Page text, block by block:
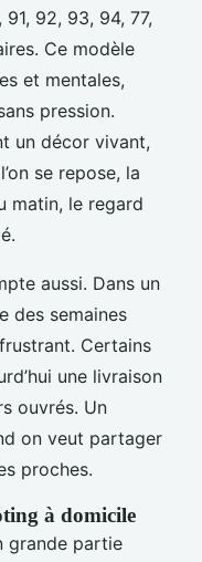
92, 93, 94, 77,
Ce modèle
et mentales,
pression.
un décor vivant,
se repose, la
matin, le regard
aussi. Dans un
des semaines
Certains
une livraison
ouvrés. Un
on veut partager
proches.
à domicile
grande partie